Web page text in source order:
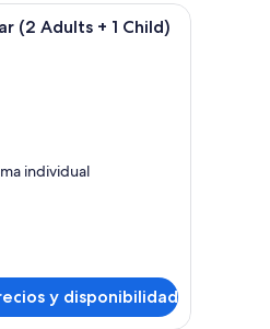
y un balcón con vistas.
de hotel con una cama grande,
(2 Adults + 1 Child)
individual
y disponibilidad